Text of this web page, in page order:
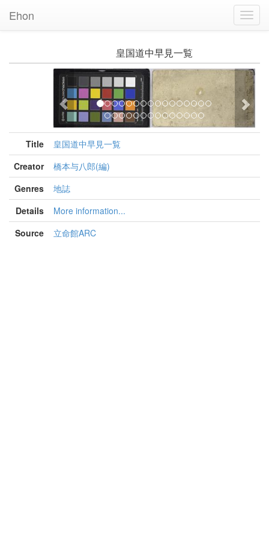
Ehon
皇国道中早見一覧
Previous Next
Title
皇国道中早見一覧
Creator
橋本与八郎(編)
Genres
地誌
Details
More information...
Source
立命館ARC